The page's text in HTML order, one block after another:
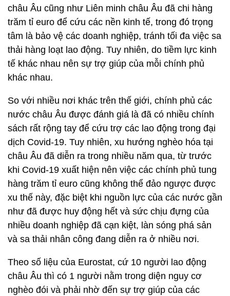
châu Âu cũng như Liên minh châu Âu đã chi hàng
trăm tỉ euro để cứu các nền kinh tế, trong đó trọng
tâm là bảo vệ các doanh nghiệp, tránh tối đa việc sa
thải hàng loạt lao động. Tuy nhiên, do tiềm lực kinh
tế khác nhau nên sự trợ giúp của mỗi chính phủ
khác nhau.
So với nhiều nơi khác trên thế giới, chính phủ các
nước châu Âu được đánh giá là đã có nhiều chính
sách rất rộng tay để cứu trợ các lao động trong đại
dịch Covid-19. Tuy nhiên, xu hướng nghèo hóa tại
châu Âu đã diễn ra trong nhiều năm qua, từ trước
khi Covid-19 xuất hiện nên việc các chính phủ tung
hàng trăm tỉ euro cũng không thể đảo ngược được
xu thế này, đặc biệt khi nguồn lực của các nước gần
như đã được huy động hết và sức chịu đựng của
nhiều doanh nghiệp đã cạn kiệt, làn sóng phá sản
và sa thải nhân công đang diễn ra ở nhiều nơi.
Theo số liệu của Eurostat, cứ 10 người lao động
châu Âu thì có 1 người nằm trong diện nguy cơ
nghèo đói và phải nhờ đến sự trợ giúp của các